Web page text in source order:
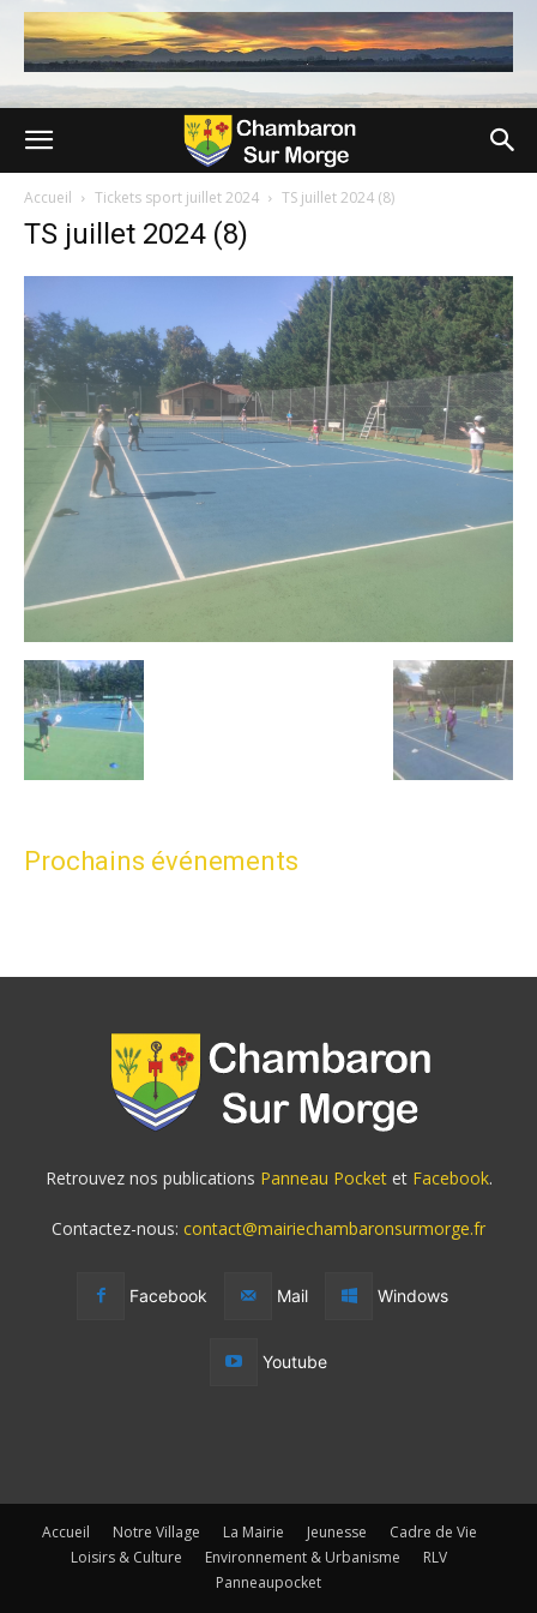
Accueil Tickets sport juillet 2024 TS juillet 2024 (8)
TS juillet 2024 (8)
Prochains événements
Retrouvez nos publications Panneau Pocketet Facebook.
Contactez-nous: contact@mairiechambaronsurmorge.fr
Facebook Mail Windows
Youtube
Accueil Notre Village La Mairie Jeunesse
Cadre de Vie
Loisirs & Culture
Environnement & Urbanisme
RLV
Panneaupocket